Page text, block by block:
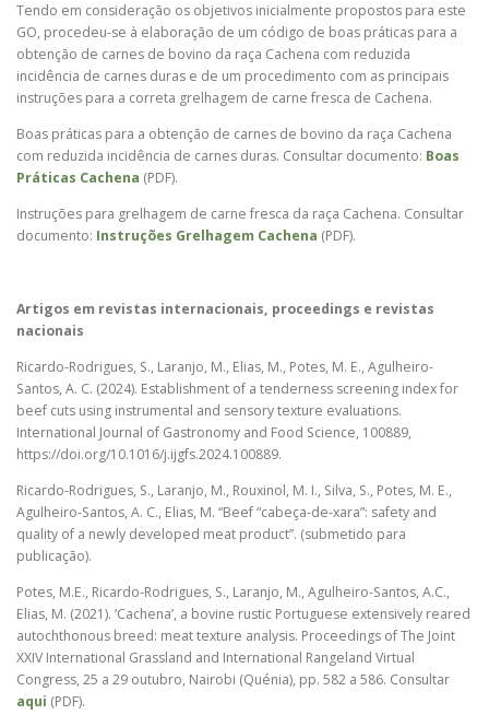
PRINCIPAIS RESULTADOS
Tendo em consideração os objetivos inicialmente propostos para este
GO, procedeu-se à elaboração de um código de boas práticas para a
obtenção de carnes de bovino da raça Cachena com reduzida
incidência de carnes duras e de um procedimento com as principais
instruções para a correta grelhagem de carne fresca de Cachena.
Boas práticas para a obtenção de carnes de bovino da raça Cachena
com reduzida incidência de carnes duras. Consultar documento: Boas
Práticas Cachena (PDF).
Instruções para grelhagem de carne fresca da raça Cachena. Consultar
documento: Instruções Grelhagem Cachena (PDF).
Artigos em revistas internacionais, proceedings e revistas
nacionais
Ricardo-Rodrigues, S., Laranjo, M., Elias, M., Potes, M. E., Agulheiro-
Santos, A. C. (2024). Establishment of a tenderness screening index for
beef cuts using instrumental and sensory texture evaluations.
International Journal of Gastronomy and Food Science, 100889,
https://doi.org/10.1016/j.ijgfs.2024.100889.
Ricardo-Rodrigues, S., Laranjo, M., Rouxinol, M. I., Silva, S., Potes, M. E.,
Agulheiro-Santos, A. C., Elias, M. “Beef “cabeça-de-xara”: safety and
quality of a newly developed meat product”. (submetido para
publicação).
Potes, M.E., Ricardo-Rodrigues, S., Laranjo, M., Agulheiro-Santos, A.C.,
Elias, M. (2021). ‘Cachena’, a bovine rustic Portuguese extensively reared
autochthonous breed: meat texture analysis. Proceedings of The Joint
XXIV International Grassland and International Rangeland Virtual
Congress, 25 a 29 outubro, Nairobi (Quénia), pp. 582 a 586. Consultar
aqui (PDF).